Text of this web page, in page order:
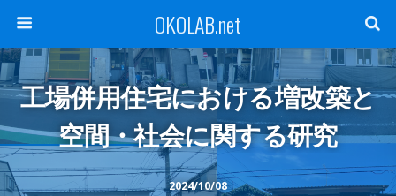
OKOLAB.net
2024/10/08
工場併用住宅における増改築と
空間・社会に関する研究